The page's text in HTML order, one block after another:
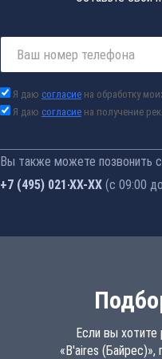
Я даю согласие на обработку
Я даю согласие на получение
Вы также можете позвонить
+7 (495) 021-41-76 (с 09:00
Если вы хотите
«B'aires